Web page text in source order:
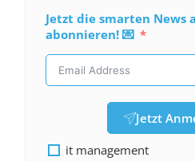
Jetzt die smarten News
abonnieren! 💌
Jetzt
it management